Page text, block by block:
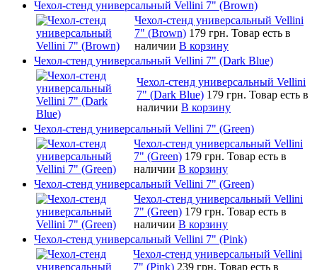
Чехол-стенд универсальный Vellini 7" (Brown)
Чехол-стенд универсальный Vellini
7" (Brown) 179 грн. Товар есть в
наличии В корзину
Чехол-стенд универсальный Vellini 7" (Dark Blue)
Чехол-стенд универсальный Vellini
7" (Dark Blue) 179 грн. Товар есть в
наличии В корзину
Чехол-стенд универсальный Vellini 7" (Green)
Чехол-стенд универсальный Vellini
7" (Green) 179 грн. Товар есть в
наличии В корзину
Чехол-стенд универсальный Vellini 7" (Green)
Чехол-стенд универсальный Vellini
7" (Green) 179 грн. Товар есть в
наличии В корзину
Чехол-стенд универсальный Vellini 7" (Pink)
Чехол-стенд универсальный Vellini
7" (Pink) 239 грн. Товар есть в